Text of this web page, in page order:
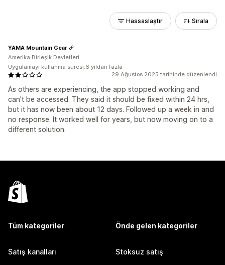
Hassaslaştır Sırala
29 Ağustos 2025 tarihinde düzenlendi
As others are experiencing, the app stopped working and
can't be accessed. They said it should be fixed within 24 hrs,
but it has now been about 12 days. Followed up a week in and
no response. It worked well for years, but now moving on to a
different solution.
YAMA Mountain Gear
Amerika Birleşik Devletleri
Uygulamayı kullanma süresi:6 yıldan fazla
Tüm kategoriler
Satış kanalları
Önde gelen kategoriler
Stoksuz satış